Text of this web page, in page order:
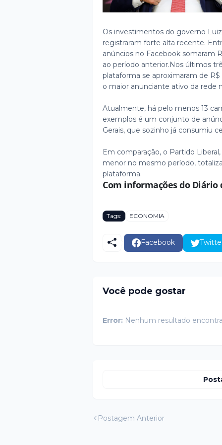
Os investimentos do governo
registraram forte alta recente.
anúncios no Facebook somaram
ao período anterior.Nos últimos
plataforma se aproximaram de
o maior anunciante ativo da rede
Atualmente, há pelo menos 13
exemplos é um conjunto de
Gerais, que sozinho já consumiu
Em comparação, o Partido
menor no mesmo período,
plataforma.
Com informações do Diário
Tags: ECONOMIA
Facebook
Você pode gostar
Error: Nenhum resultado
Postagem Anterior